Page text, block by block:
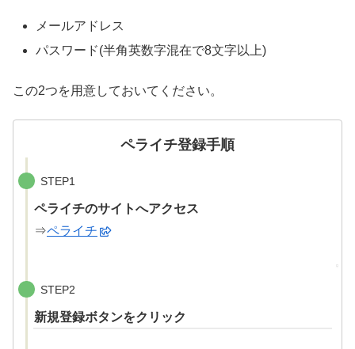
メールアドレス
パスワード(半角英数字混在で8文字以上)
この2つを用意しておいてください。
ペライチ登録手順
STEP1
ペライチのサイトへアクセス
⇒ペライチ
STEP2
新規登録ボタンをクリック